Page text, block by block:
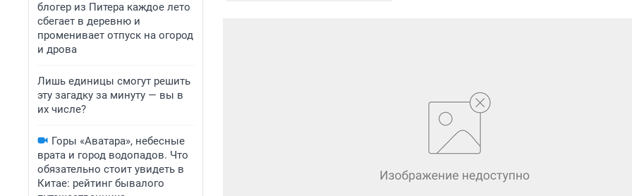
блогер из Питера каждое лето
сбегает в деревню и
променивает отпуск на огород
и дрова
Лишь единицы смогут решить
эту загадку за минуту — вы в
их числе?
Горы «Аватара», небесные
врата и город водопадов. Что
обязательно стоит увидеть в
Китае: рейтинг бывалого